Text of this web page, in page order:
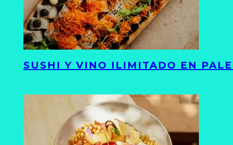
SUSHI Y VINO ILIMITADO EN